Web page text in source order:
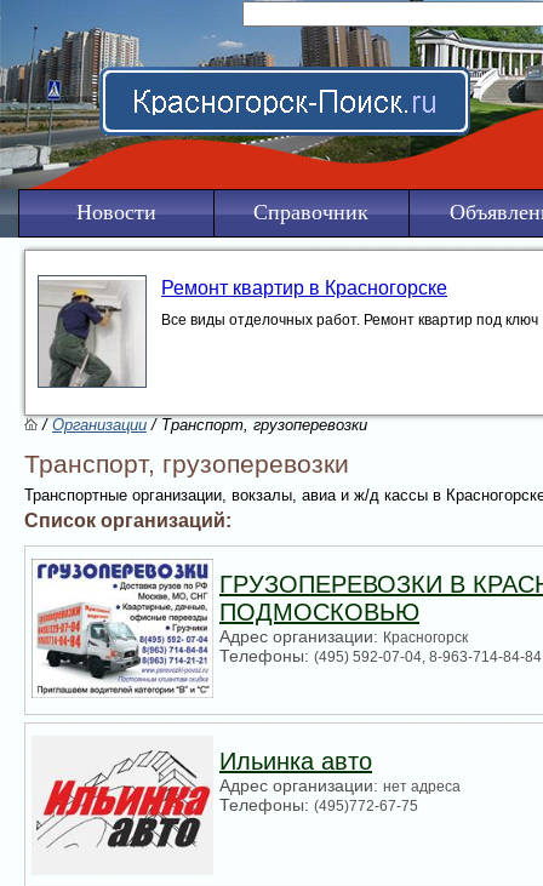
Новости Справочник
Ремонт квартир в Красногорске
Все виды отделочных работ. Ремонт квартир под ключ
/Организации/ Транспорт, грузоперевозки
Транспорт, грузоперевозки
Транспортные организации, вокзалы, авиа и ж/д кассы в
Список организаций:
ГРУЗОПЕРЕВОЗКИ В
ПОДМОСКОВЬЮ
Адрес организации: Красногорск
Телефоны:(495) 592-07-04, 8-963-714-84-84
Ильинка авто
Адрес организации:нет адреса
Телефоны:(495)772-67-75